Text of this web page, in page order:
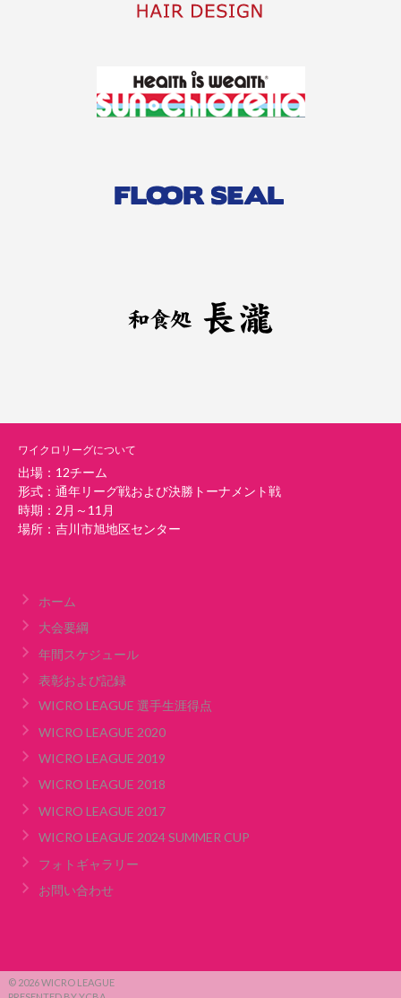
ワイクロリーグについて
出場：12チーム
形式：通年リーグ戦および決勝トーナメント戦
時期：2月～11月
場所：吉川市旭地区センター
ホーム
大会要綱
年間スケジュール
表彰および記録
WICRO LEAGUE 選手生涯得点
WICRO LEAGUE 2020
WICRO LEAGUE 2019
WICRO LEAGUE 2018
WICRO LEAGUE 2017
WICRO LEAGUE 2024 SUMMER CUP
フォトギャラリー
お問い合わせ
© 2026 WICRO LEAGUE